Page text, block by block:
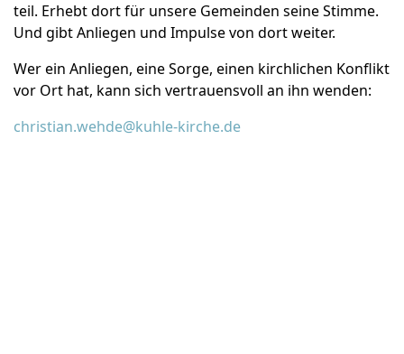
teil. Erhebt dort für unsere Gemeinden seine Stimme.
Und gibt Anliegen und Impulse von dort weiter.
Wer ein Anliegen, eine Sorge, einen kirchlichen Konflikt
vor Ort hat, kann sich vertrauensvoll an ihn wenden:
christian.wehde@kuhle-kirche.de